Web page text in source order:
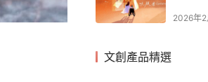
2026年2
文創產品精選